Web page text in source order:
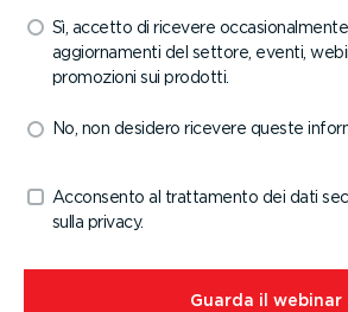
Sì, accetto di ricevere
aggior­na­menti del settore, eventi,
promozioni sui prodotti.
No, non desidero ricevere queste
Acconsento al trattamento dei dati
sulla privacy.
⁠Guarda il webinar